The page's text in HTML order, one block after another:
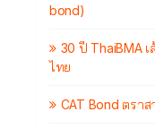
bond)
30 ปี ThaiBMA
ไทย
CAT Bond ตรา